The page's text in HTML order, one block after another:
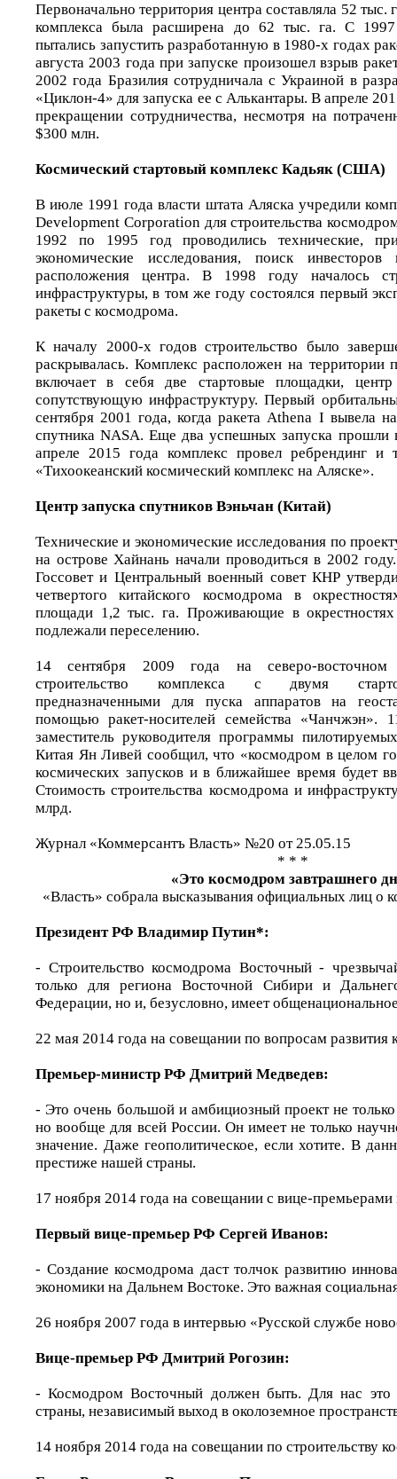
Первоначально территория центра составляла 52
комплекса была расширена до 62 тыс. га. С
пытались запустить разработанную в 1980-х годах
августа 2003 года при запуске произошел взрыв
2002 года Бразилия сотрудничала с Украиной в
«Циклон-4» для запуска ее с Алькантары. В апреле
прекращении сотрудничества, несмотря на
$300 млн.
Космический стартовый комплекс Кадьяк (США)
В июле 1991 года власти штата Аляска учредили
Development Corporation для строительства
1992 по 1995 год проводились технические,
экономические исследования, поиск
расположения центра. В 1998 году началось
инфраструктуры, в том же году состоялся первый
ракеты с космодрома.
К началу 2000-х годов строительство было
раскрывалась. Комплекс расположен на
включает в себя две стартовые площадки,
сопутствующую инфраструктуру. Первый
сентября 2001 года, когда ракета Athena I вывела
спутника NASA. Еще два успешных запуска прошли
апреле 2015 года комплекс провел ребрендинг и
«Тихоокеанский космический комплекс на Аляске».
Центр запуска спутников Вэньчан (Китай)
Технические и экономические исследования по
на острове Хайнань начали проводиться в 2002
Госсовет и Центральный военный совет КНР
четвертого китайского космодрома в
площади 1,2 тыс. га. Проживающие в
подлежали переселению.
14 сентября 2009 года на северо-восточном
строительство комплекса с двумя
предназначенными для пуска аппаратов на
помощью ракет-носителей семейства «Чанчжэн».
заместитель руководителя программы
Китая Ян Ливей сообщил, что «космодром в целом
космических запусков и в ближайшее время будет
Стоимость строительства космодрома и
млрд.
Журнал «Коммерсантъ Власть» №20 от 25.05.15
* * *
«Это космодром завтрашнего
«Власть» собрала высказывания официальных лиц о
Президент РФ Владимир Путин*:
- Строительство космодрома Восточный -
только для региона Восточной Сибири и
Федерации, но и, безусловно, имеет
22 мая 2014 года на совещании по вопросам развития
Премьер-министр РФ Дмитрий Медведев:
- Это очень большой и амбициозный проект не
но вообще для всей России. Он имеет не только
значение. Даже геополитическое, если хотите. В
престиже нашей страны.
17 ноября 2014 года на совещании с вице-премьерами
Первый вице-премьер РФ Сергей Иванов:
- Создание космодрома даст толчок развитию
экономики на Дальнем Востоке. Это важная
26 ноября 2007 года в интервью «Русской службе
Вице-премьер РФ Дмитрий Рогозин:
- Космодром Восточный должен быть. Для нас это
страны, независимый выход в околоземное
14 ноября 2014 года на совещании по строительству